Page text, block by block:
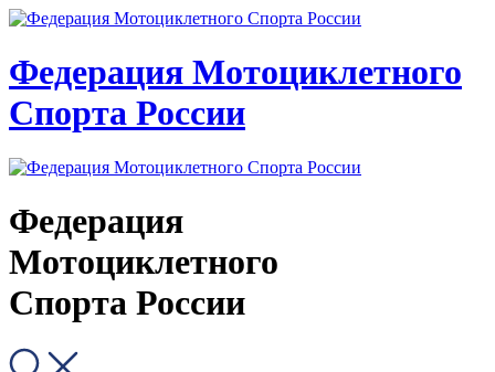
Федерация Мотоциклетного
Спорта России
Федерация
Мотоциклетного
Спорта России